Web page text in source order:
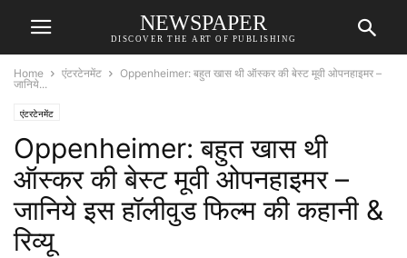
NEWSPAPER
DISCOVER THE ART OF PUBLISHING
Home एंटरटेनमेंट
Oppenheimer: बहुत खास थी ऑस्कर की बेस्ट मूवी ओपनहाइमर –
जानिये...
एंटरटेनमेंट
Oppenheimer: बहुत खास थी
ऑस्कर की बेस्ट मूवी ओपनहाइमर –
जानिये इस हॉलीवुड फिल्म की कहानी &
रिव्यू